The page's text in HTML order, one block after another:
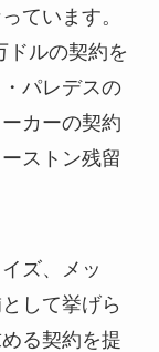
ています。
ドルの契約を
パレデスの
カーの契約
ストン残留
ズ、メッ
して挙げら
る契約を提